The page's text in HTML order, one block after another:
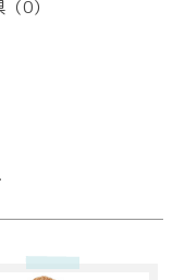
0）